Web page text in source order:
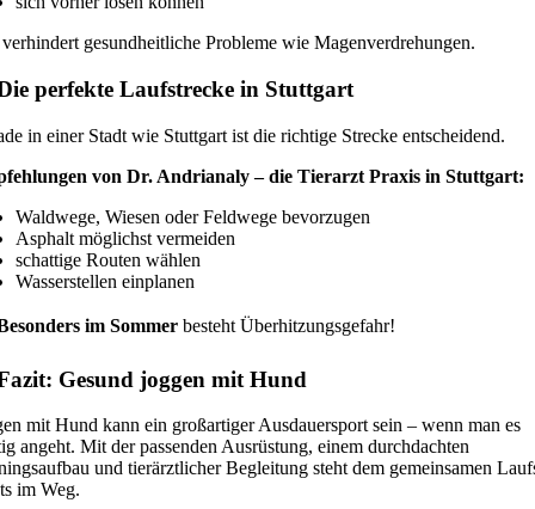
gesundheitliche Probleme wie Magenverdrehungen.
perfekte Laufstrecke in Stuttgart
in einer Stadt wie Stuttgart ist die richtige Strecke entscheidend.
von Dr. Andrianaly – die Tierarzt Praxis in Stuttgart:
Waldwege, Wiesen oder Feldwege bevorzugen
Asphalt möglichst vermeiden
schattige Routen wählen
Wasserstellen einplanen
im Sommer besteht Überhitzungsgefahr!
Gesund joggen mit Hund
mit Hund kann ein großartiger Ausdauersport sein – wenn man es
angeht. Mit der passenden Ausrüstung, einem durchdachten
und tierärztlicher Begleitung steht dem gemeinsamen
im Weg.